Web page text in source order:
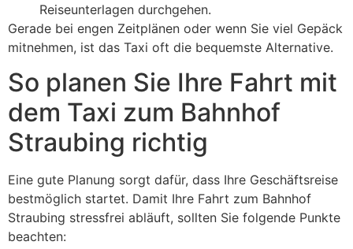
Reiseunterlagen durchgehen.
Gerade bei engen Zeitplänen oder wenn Sie viel Gepäck
mitnehmen, ist das Taxi oft die bequemste Alternative.
So planen Sie Ihre Fahrt mit
dem Taxi zum Bahnhof
Straubing richtig
Eine gute Planung sorgt dafür, dass Ihre Geschäftsreise
bestmöglich startet. Damit Ihre Fahrt zum Bahnhof
Straubing stressfrei abläuft, sollten Sie folgende Punkte
beachten: